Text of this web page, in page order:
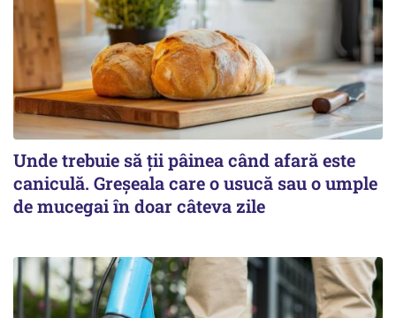
Unde trebuie să ții pâinea când afară este
caniculă. Greșeala care o usucă sau o umple
de mucegai în doar câteva zile